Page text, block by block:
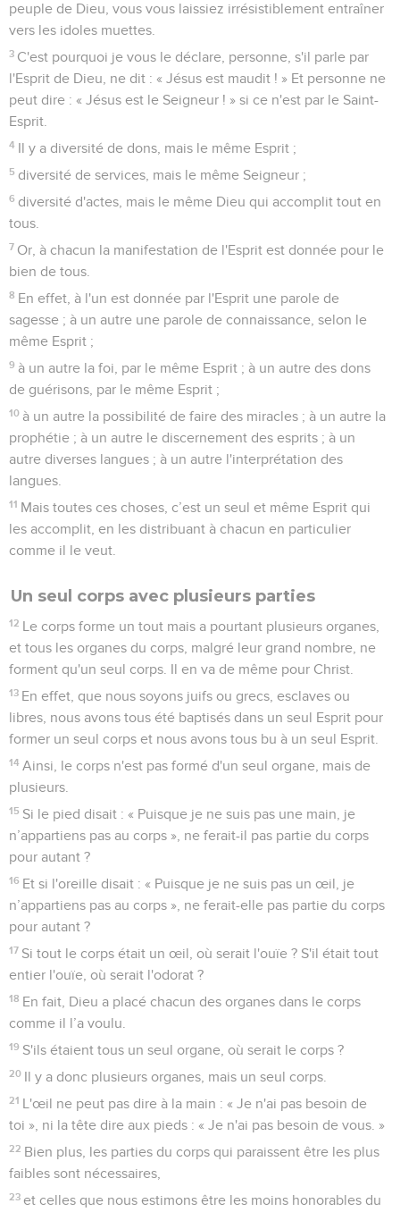
peuple de Dieu, vous vous laissiez irrésistiblement entraîner
vers les idoles muettes.
3 C'est pourquoi je vous le déclare, personne, s'il parle par
l'Esprit de Dieu, ne dit : « Jésus est maudit ! » Et personne ne
peut dire : « Jésus est le Seigneur ! » si ce n'est par le Saint-
Esprit.
4 Il y a diversité de dons, mais le même Esprit ;
5 diversité de services, mais le même Seigneur ;
6 diversité d'actes, mais le même Dieu qui accomplit tout en
tous.
7 Or, à chacun la manifestation de l'Esprit est donnée pour le
bien de tous.
8 En effet, à l'un est donnée par l'Esprit une parole de
sagesse ; à un autre une parole de connaissance, selon le
même Esprit ;
9 à un autre la foi, par le même Esprit ; à un autre des dons
de guérisons, par le même Esprit ;
10 à un autre la possibilité de faire des miracles ; à un autre la
prophétie ; à un autre le discernement des esprits ; à un
autre diverses langues ; à un autre l'interprétation des
langues.
11 Mais toutes ces choses, c’est un seul et même Esprit qui
les accomplit, en les distribuant à chacun en particulier
comme il le veut.
Un seul corps avec plusieurs parties
12 Le corps forme un tout mais a pourtant plusieurs organes,
et tous les organes du corps, malgré leur grand nombre, ne
forment qu'un seul corps. Il en va de même pour Christ.
13 En effet, que nous soyons juifs ou grecs, esclaves ou
libres, nous avons tous été baptisés dans un seul Esprit pour
former un seul corps et nous avons tous bu à un seul Esprit.
14 Ainsi, le corps n'est pas formé d'un seul organe, mais de
plusieurs.
15 Si le pied disait : « Puisque je ne suis pas une main, je
n’appartiens pas au corps », ne ferait-il pas partie du corps
pour autant ?
16 Et si l'oreille disait : « Puisque je ne suis pas un œil, je
n’appartiens pas au corps », ne ferait-elle pas partie du corps
pour autant ?
17 Si tout le corps était un œil, où serait l'ouïe ? S'il était tout
entier l'ouïe, où serait l'odorat ?
18 En fait, Dieu a placé chacun des organes dans le corps
comme il l’a voulu.
19 S'ils étaient tous un seul organe, où serait le corps ?
20 Il y a donc plusieurs organes, mais un seul corps.
21 L'œil ne peut pas dire à la main : « Je n'ai pas besoin de
toi », ni la tête dire aux pieds : « Je n'ai pas besoin de vous. »
22 Bien plus, les parties du corps qui paraissent être les plus
faibles sont nécessaires,
23 et celles que nous estimons être les moins honorables du